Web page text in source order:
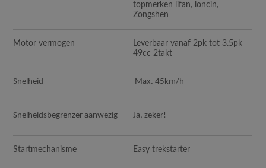
topmerken lifan, loncin,
Zongshen
Motor vermogen
Leverbaar vanaf 2pk tot 3.5pk
49cc 2takt
Snelheid Max. 45km/h
Snelheidsbegrenzer aanwezig Ja, zeker!
Startmechanisme Easy trekstarter